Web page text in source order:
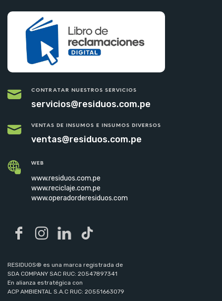
CONTRATAR NUESTROS SERVICIOS
servicios@residuos.com.pe
VENTAS DE INSUMOS E INSUMOS DIVERSOS
ventas@residuos.com.pe
WEB
www.residuos.com.pe
www.reciclaje.com.pe
www.operadorderesiduos.com
RESIDUOS® es una marca registrada de
SDA COMPANY SAC RUC: 20547897341
En alianza estratégica con
ACP AMBIENTAL S.A.C RUC: 20551663079